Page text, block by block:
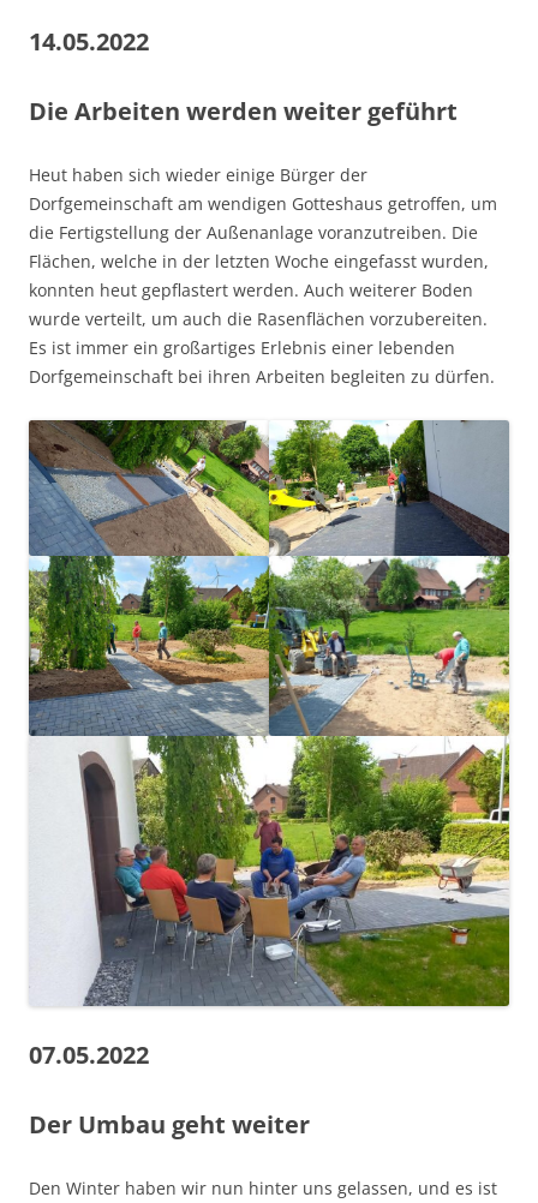
14.05.2022
Die Arbeiten werden weiter geführt
Heut haben sich wieder einige Bürger der
Dorfgemeinschaft am wendigen Gotteshaus getroffen, um
die Fertigstellung der Außenanlage voranzutreiben. Die
Flächen, welche in der letzten Woche eingefasst wurden,
konnten heut gepflastert werden. Auch weiterer Boden
wurde verteilt, um auch die Rasenflächen vorzubereiten.
Es ist immer ein großartiges Erlebnis einer lebenden
Dorfgemeinschaft bei ihren Arbeiten begleiten zu dürfen.
07.05.2022
Der Umbau geht weiter
Den Winter haben wir nun hinter uns gelassen, und es ist